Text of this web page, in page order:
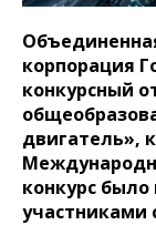
корпорация
конкурсный
двигатель»,
конкурс было
участниками